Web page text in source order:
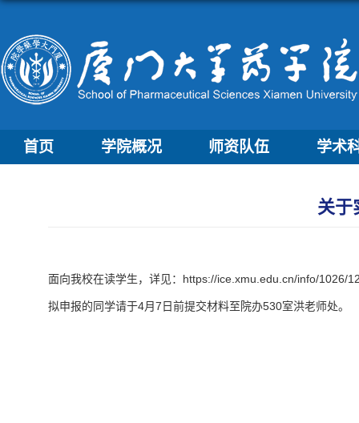
首页 学院概况 师资队伍 学术
关于
面向我校在读学生，详见：https://ice.xmu.edu.cn/info/1026/
拟申报的同学请于4月7日前提交材料至院办530室洪老师处。